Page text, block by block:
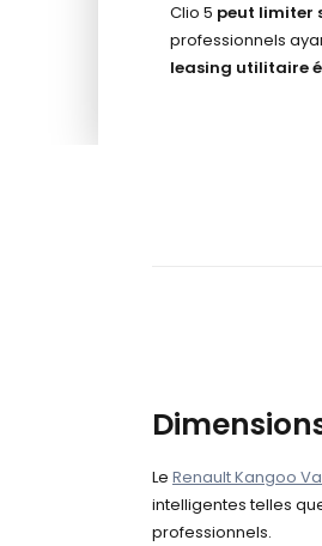
Clio 5 peut limiter
professionnels
leasing utilitaire
Le Renault Kangoo
intelligentes telles
professionnels.